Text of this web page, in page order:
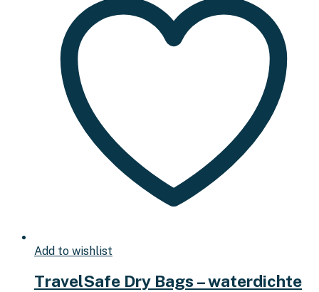
Add to wishlist
TravelSafe Dry Bags – waterdichte